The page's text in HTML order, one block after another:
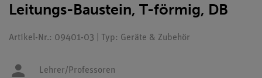
Leitungs-Baustein, T-förmig, DB
Artikel-Nr.: 09401-03 | Typ: Geräte & Zubehör
Lehrer/Professoren